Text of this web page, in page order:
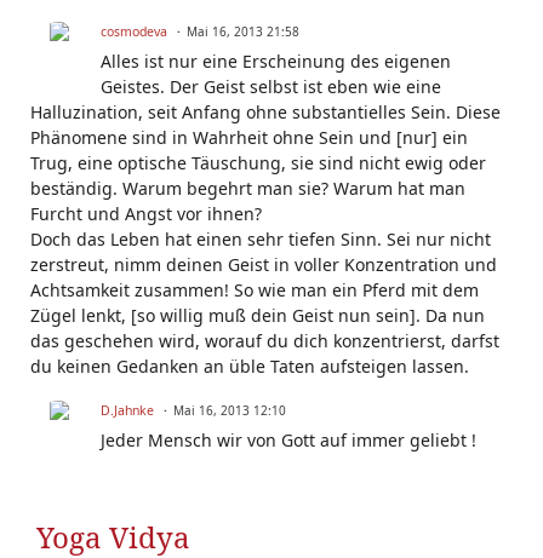
cosmodeva Mai 16, 2013 21:58
Alles ist nur eine Erscheinung des eigenen
Geistes. Der Geist selbst ist eben wie eine
Halluzination, seit Anfang ohne substantielles Sein. Diese
Phänomene sind in Wahrheit ohne Sein und [nur] ein
Trug, eine optische Täuschung, sie sind nicht ewig oder
beständig. Warum begehrt man sie? Warum hat man
Furcht und Angst vor ihnen?
Doch das Leben hat einen sehr tiefen Sinn. Sei nur nicht
zerstreut, nimm deinen Geist in voller Konzentration und
Achtsamkeit zusammen! So wie man ein Pferd mit dem
Zügel lenkt, [so willig muß dein Geist nun sein]. Da nun
das geschehen wird, worauf du dich konzentrierst, darfst
du keinen Gedanken an üble Taten aufsteigen lassen.
D.Jahnke Mai 16, 2013 12:10
Jeder Mensch wir von Gott auf immer geliebt !
Yoga Vidya